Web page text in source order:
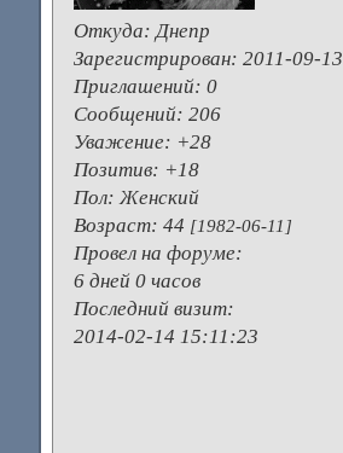
Откуда: Днепр
Зарегистрирован: 2011-09-13
Приглашений: 0
Сообщений: 206
Уважение: +28
Позитив: +18
Пол: Женский
Возраст: 44 [1982-06-11]
Провел на форуме:
6 дней 0 часов
Последний визит:
2014-02-14 15:11:23